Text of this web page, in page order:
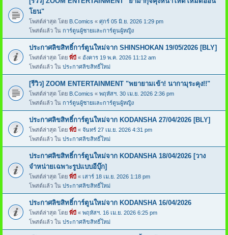
โยน"
โพสต์ล่าสุด โดย B.Comics « ศุกร์ 05 มิ.ย. 2026 1:29 pm
โพสต์แล้ว ใน การ์ตูนผู้ชายและการ์ตูนผู้หญิง
ประกาศลิขสิทธิ์การ์ตูนใหม่จาก SHINSHOKAN 19/05/2026 [BLY]
โพสต์ล่าสุด โดย พี่บี « อังคาร 19 พ.ค. 2026 11:12 am
โพสต์แล้ว ใน ประกาศลิขสิทธิ์ใหม่
[รีวิว] ZOOM ENTERTAINMENT "พยายามเข้า! นากามุระคุง!!"
โพสต์ล่าสุด โดย B.Comics « พฤหัสฯ. 30 เม.ย. 2026 2:36 pm
โพสต์แล้ว ใน การ์ตูนผู้ชายและการ์ตูนผู้หญิง
ประกาศลิขสิทธิ์การ์ตูนใหม่จาก KODANSHA 27/04/2026 [BLY]
โพสต์ล่าสุด โดย พี่บี « จันทร์ 27 เม.ย. 2026 4:31 pm
โพสต์แล้ว ใน ประกาศลิขสิทธิ์ใหม่
ประกาศลิขสิทธิ์การ์ตูนใหม่จาก KODANSHA 18/04/2026 [วาง
จำหน่ายเฉพาะรูปแบบอีบุ๊ก]
โพสต์ล่าสุด โดย พี่บี « เสาร์ 18 เม.ย. 2026 1:18 pm
โพสต์แล้ว ใน ประกาศลิขสิทธิ์ใหม่
ประกาศลิขสิทธิ์การ์ตูนใหม่จาก KODANSHA 16/04/2026
โพสต์ล่าสุด โดย พี่บี « พฤหัสฯ. 16 เม.ย. 2026 6:25 pm
โพสต์แล้ว ใน ประกาศลิขสิทธิ์ใหม่